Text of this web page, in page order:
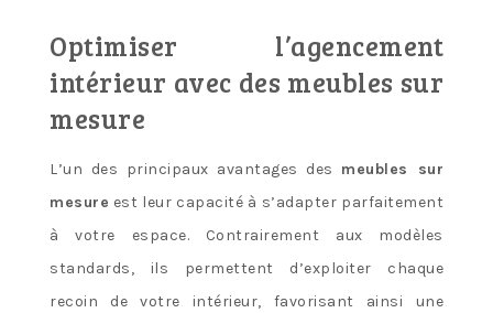
Optimiser l’agencement
intérieur avec des meubles sur
mesure
L’un des principaux avantages des meubles sur
mesure est leur capacité à s’adapter parfaitement
à votre espace. Contrairement aux modèles
standards, ils permettent d’exploiter chaque
recoin de votre intérieur, favorisant ainsi une